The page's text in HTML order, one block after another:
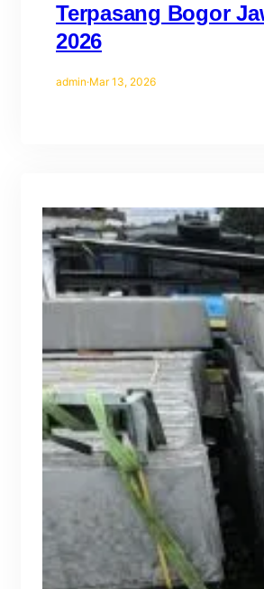
Terpasang Bogor
2026
admin·Mar 13, 2026